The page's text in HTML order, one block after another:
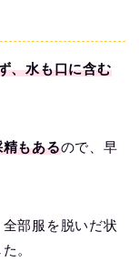
、水も口に含む
もあるので、早
部服を脱いだ状
。